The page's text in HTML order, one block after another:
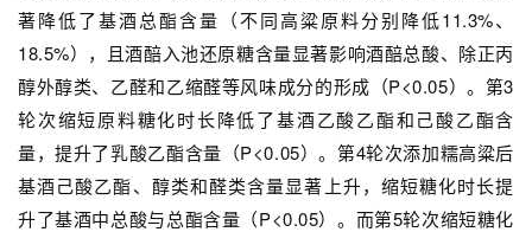
著降低了基酒总酯含量（不同高粱原料分别降低11.3%、
18.5%），且酒醅入池还原糖含量显著影响酒醅总酸、除正丙
醇外醇类、乙醛和乙缩醛等风味成分的形成（P<0.05）。第3
轮次缩短原料糖化时长降低了基酒乙酸乙酯和己酸乙酯含
量，提升了乳酸乙酯含量（P<0.05）。第4轮次添加糯高粱后
基酒己酸乙酯、醇类和醛类含量显著上升，缩短糖化时长提
升了基酒中总酸与总酯含量（P<0.05）。而第5轮次缩短糖化